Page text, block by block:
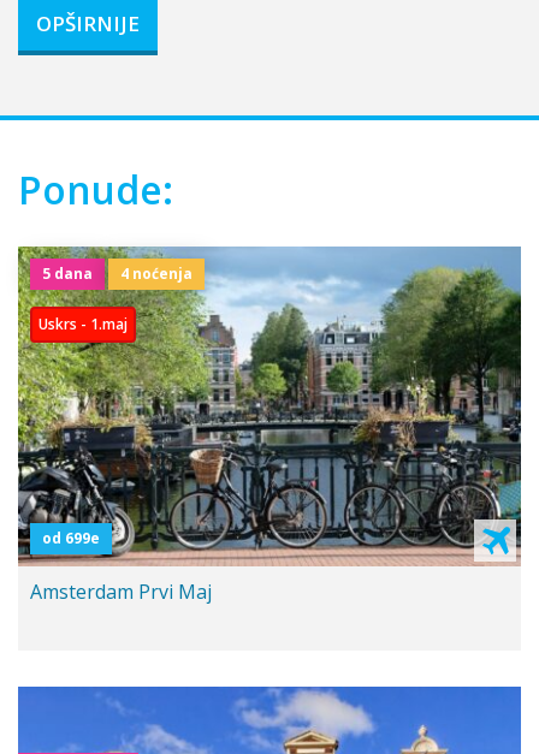
OPŠIRNIJE
Ponude:
Uskrs - 1.maj
5 dana 4 noćenja
od 699e
Amsterdam Prvi Maj